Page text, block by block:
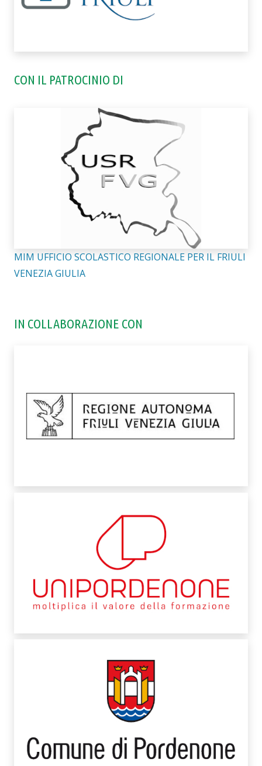
CON IL PATROCINIO DI
MIM UFFICIO SCOLASTICO REGIONALE PER IL FRIULI
VENEZIA GIULIA
IN COLLABORAZIONE CON